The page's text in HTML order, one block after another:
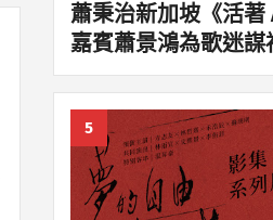
蕭秉治新加坡《活
嘉賓蕭景鴻為歌迷謀